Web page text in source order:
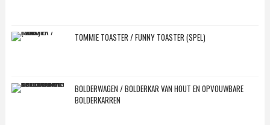
TOMMIE TOASTER / FUNNY TOASTER (SPEL)
BOLDERWAGEN / BOLDERKAR VAN HOUT EN OPVOUWBARE
BOLDERKARREN